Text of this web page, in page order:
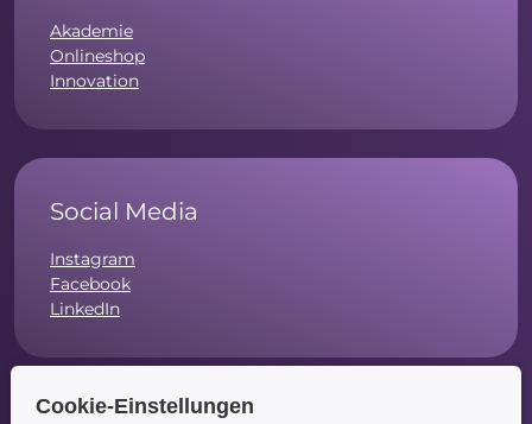
Akademie
Onlineshop
Innovation
Social Media
Instagram
Facebook
LinkedIn
Cookie-Einstellungen